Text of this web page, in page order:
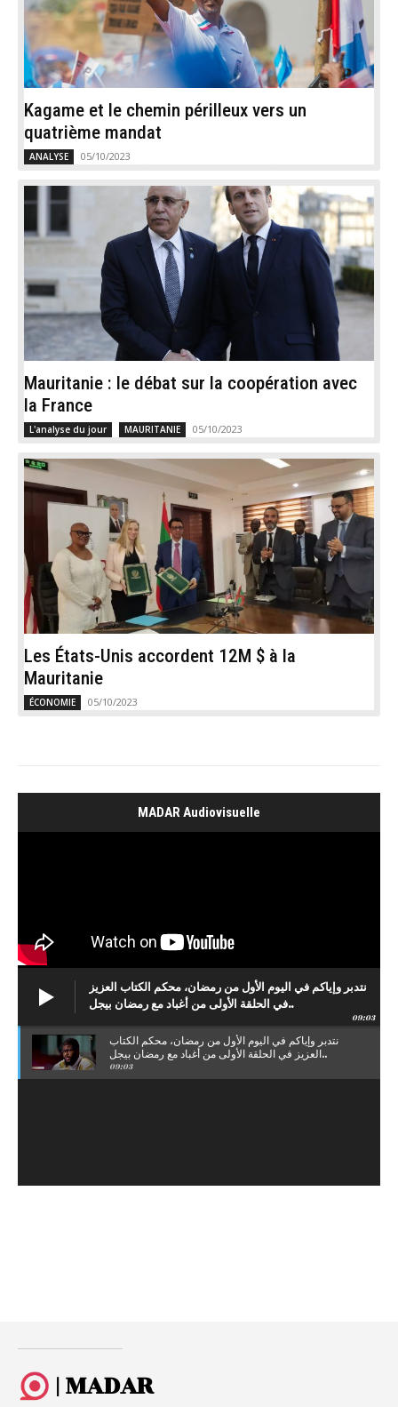
Kagame et le chemin périlleux vers un
quatrième mandat
ANALYSE 05/10/2023
Mauritanie : le débat sur la coopération avec
la France
L'analyse du jour MAURITANIE 05/10/2023
Les États-Unis accordent 12M $ à la
Mauritanie
ÉCONOMIE 05/10/2023
MADAR Audiovisuelle
نتدبر وإياكم في اليوم الأول من رمضان، محكم الكتاب العزيز
في الحلقة الأولى من أغباد مع رمضان بيجل..
09:03
نتدبر وإياكم في اليوم الأول من رمضان، محكم الكتاب
العزيز في الحلقة الأولى من أغباد مع رمضان بيجل..
09:03
| MADAR